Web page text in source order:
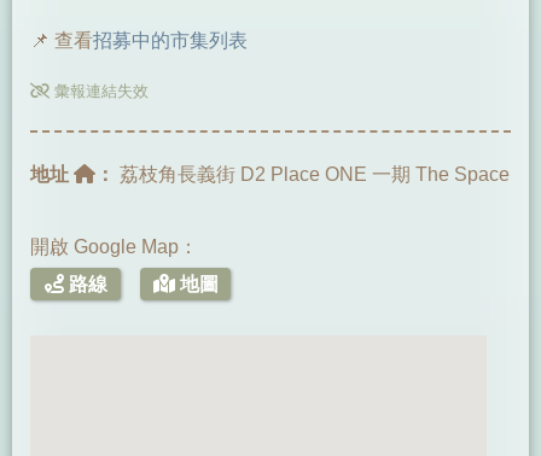
📌 查看招募中的市集列表
彙報連結失效
地址 ： 荔枝角長義街 D2 Place ONE 一期 The Space
開啟 Google Map：
路線
地圖